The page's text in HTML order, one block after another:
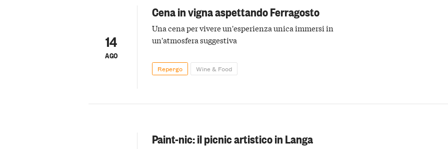
14
AGO
Cena in vigna aspettando Ferragosto
Una cena per vivere un'esperienza unica immersi in
un'atmosfera suggestiva
Repergo Wine & Food
Paint-nic: il picnic artistico in Langa